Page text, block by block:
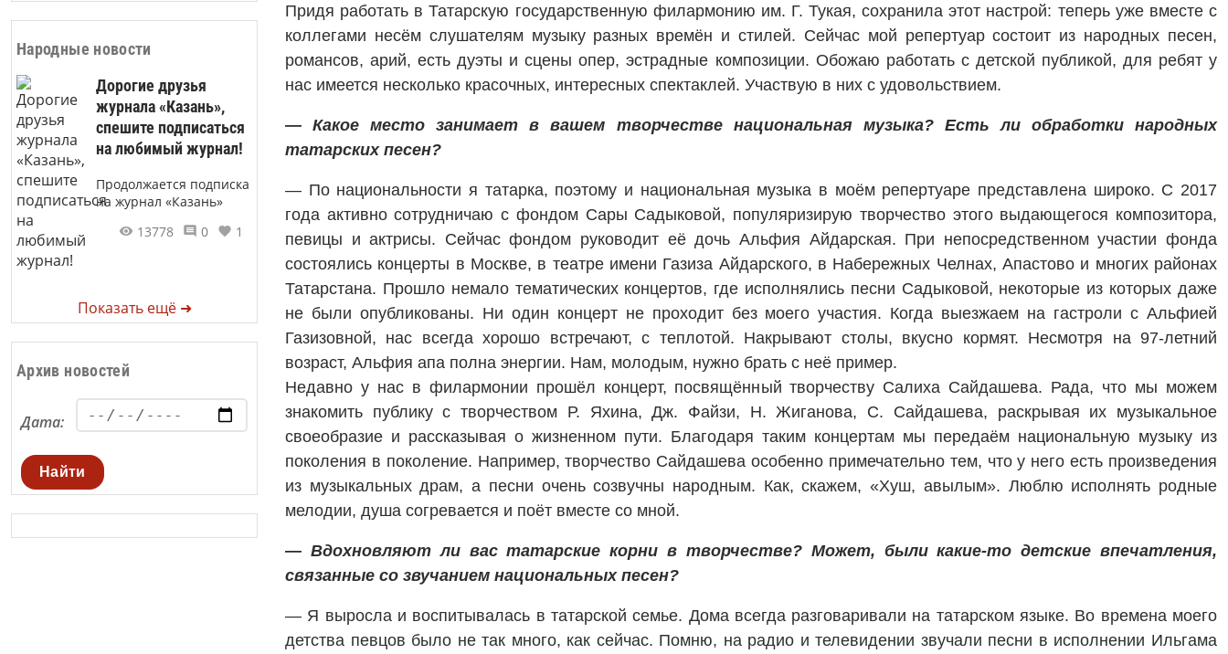
Народные новости
Дорогие друзья
журнала «Казань»,
спешите подписаться
на любимый журнал!
Продолжается подписка
на журнал «Казань»
13778
0 1
Показать ещё ➜
Архив новостей
Дата:
Найти
Придя работать в Татарскую государственную филармонию им. Г. Тукая, сохранила этот настрой: теперь уже вместе с
коллегами несём слушателям музыку разных времён и стилей. Сейчас мой репертуар состоит из народных песен,
романсов, арий, есть дуэты и сцены опер, эстрадные композиции. Обожаю работать с детской публикой, для ребят у
нас имеется несколько красочных, интересных спектаклей. Участвую в них с удовольствием.
— Какое место занимает в вашем творчестве национальная музыка? Есть ли обработки народных
татарских песен?
— По национальности я татарка, поэтому и национальная музыка в моём репертуаре представлена широко. С 2017
года активно сотрудничаю с фондом Сары Садыковой, популяризирую творчество этого выдающегося композитора,
певицы и актрисы. Сейчас фондом руководит её дочь Альфия Айдарская. При непосредственном участии фонда
состоялись концерты в Москве, в театре имени Газиза Айдарского, в Набережных Челнах, Апастово и многих районах
Татарстана. Прошло немало тематических концертов, где исполнялись песни Садыковой, некоторые из которых даже
не были опуб­ликованы. Ни один концерт не проходит без моего участия. Когда выезжаем на гастроли с Альфией
Газизовной, нас всегда хорошо встречают, с теп­лотой. Накрывают столы, вкусно кормят. Несмотря на 97‑летний
возраст, Альфия апа полна энергии. Нам, молодым, нужно брать с неё пример.
Недавно у нас в филармонии прошёл концерт, посвящённый творчеству Салиха Сайдашева. Рада, что мы можем
знакомить пуб­лику с творчеством Р. Яхина, Дж. Файзи, Н. Жиганова, С. Сайдашева, раскрывая их музыкальное
своеобразие и рассказывая о жизненном пути. Благодаря таким концертам мы передаём нацио­нальную музыку из
поколения в поколение. Например, творчество Сайдашева особенно примечательно тем, что у него есть произведения
из музыкальных драм, а песни очень созвучны народным. Как, скажем, «Хуш, авылым». Люблю исполнять родные
мелодии, душа согревается и поёт вместе со мной.
— Вдохновляют ли вас татарские корни в творчестве? Может, были какие-то детские впечатления,
связанные со звучанием национальных песен?
— Я выросла и воспитывалась в татарской семье. Дома всегда разговаривали на татарском языке. Во времена моего
детства певцов было не так много, как сейчас. Помню, на радио и телевидении звучали песни в исполнении Ильгама